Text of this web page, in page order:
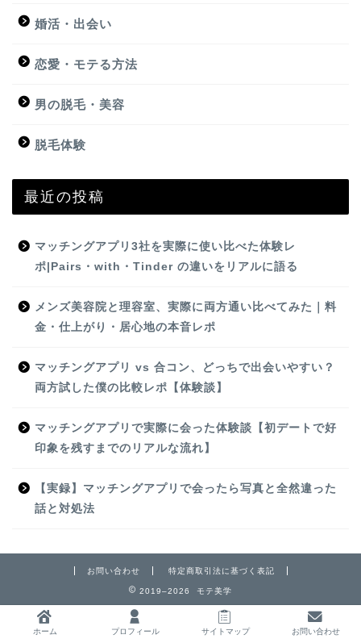
婚活・出会い
恋愛・モテる方法
男の脱毛・美容
脱毛体験
最近の投稿
マッチングアプリ3社を実際に使い比べた体験レ
ポ|Pairs・with・Tinder の違いをリアルに語る
メンズ美容院と理容室、実際に両方通い比べてみた｜料
金・仕上がり・居心地の本音レポ
マッチングアプリ vs 合コン、どっちで出会いやすい？
両方試した僕の比較レポ【体験談】
マッチングアプリで実際に会った体験談【初デートで好
印象を残すまでのリアルな流れ】
【実録】マッチングアプリで会ったら写真と全然違った
話と対処法
お問い合わせ 特定商取引法に基づく表記
2019–2026 モテ美学
ホーム プロフィール サイトマップ お問い合わせ